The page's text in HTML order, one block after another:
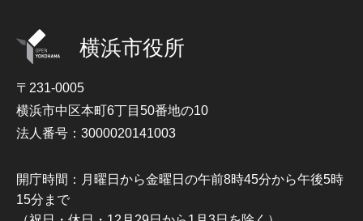
横浜市役所
〒231-0005
横浜市中区本町6丁目50番地の10
法人番号：3000020141003
開庁時間：月曜日から金曜日の午前8時45分から午後5時
15分まで